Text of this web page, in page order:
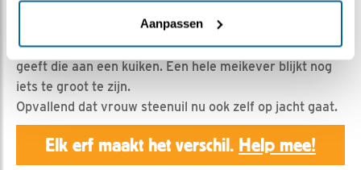
Aanpassen
Bewaar dit filmpje|
1150x
Vrouw steenuil prepareert zorgvuldig een meikever en
geeft die aan een kuiken. Een hele meikever blijkt nog
iets te groot te zijn.
Opvallend dat vrouw steenuil nu ook zelf op jacht gaat.
Elk erf maakt het verschil. Help mee!